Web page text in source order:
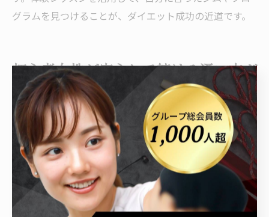
グラムを見つけることが、ダイエット成功の近道です。
初心者女性が安心して続ける通い方ガ
イド
キックボクシング初心者でも安心のサポート体制
キックボクシングジムに初めて通う方や運動経験が少な
い方でも、足利市のジムでは安心して始められるサポー
ト体制が整っています。多くのジムでは、初回カウンセ
リングや体験レッスンを通じて、一人ひとりの目的や体